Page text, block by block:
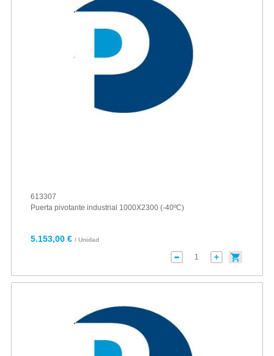
613307
Puerta pivotante industrial 1000X2300 (-40ºC)
5.153,00 € / Unidad